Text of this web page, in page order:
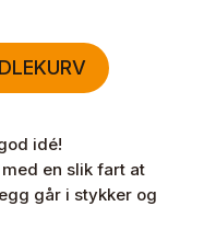
idé!
en slik fart at
går i stykker og